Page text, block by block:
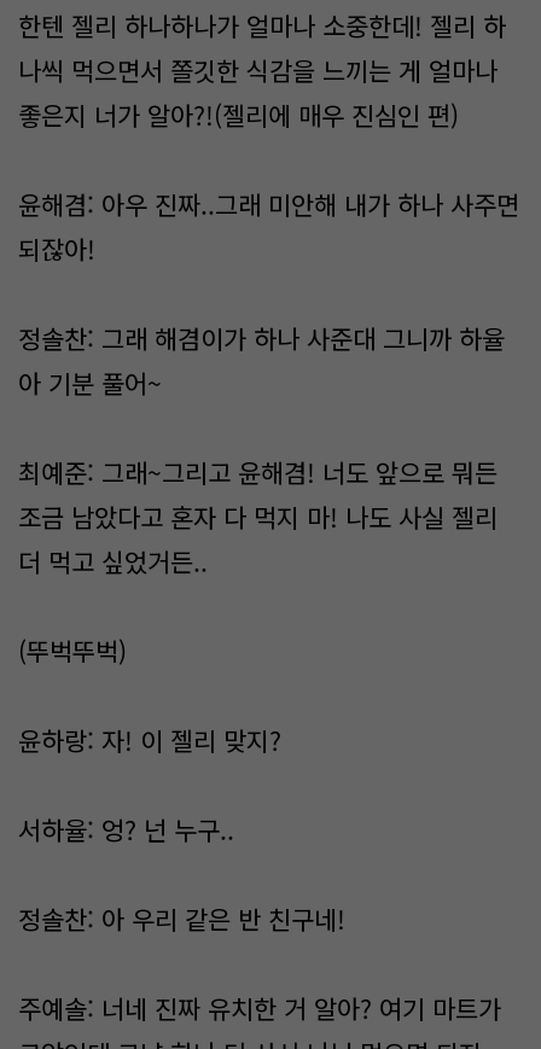
한텐 젤리 하나하나가 얼마나 소중한데! 젤리 하
나씩 먹으면서 쫄깃한 식감을 느끼는 게 얼마나
좋은지 너가 알아?!(젤리에 매우 진심인 편)
윤해겸: 아우 진짜..그래 미안해 내가 하나 사주면
되잖아!
정솔찬: 그래 해겸이가 하나 사준대 그니까 하율
아 기분 풀어~
최예준: 그래~그리고 윤해겸! 너도 앞으로 뭐든
조금 남았다고 혼자 다 먹지 마! 나도 사실 젤리
더 먹고 싶었거든..
(뚜벅뚜벅)
윤하랑: 자! 이 젤리 맞지?
서하율: 엉? 넌 누구..
정솔찬: 아 우리 같은 반 친구네!
주예솔: 너네 진짜 유치한 거 알아? 여기 마트가